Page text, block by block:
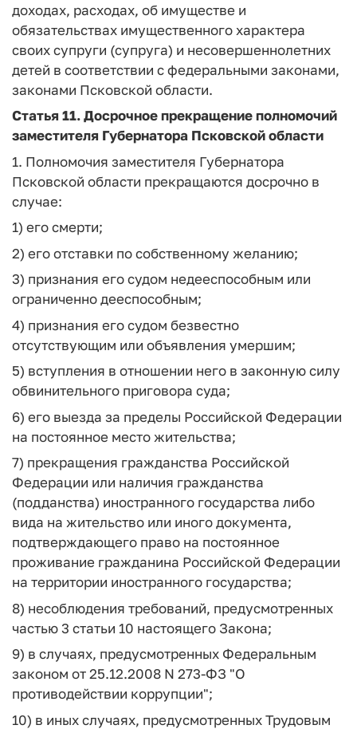
доходах, расходах, об имуществе и
обязательствах имущественного характера
своих супруги (супруга) и несовершеннолетних
детей в соответствии с федеральными законами,
законами Псковской области.
Статья 11.Досрочное прекращение полномочий
заместителя Губернатора Псковской области
1. Полномочия заместителя Губернатора
Псковской области прекращаются досрочно в
случае:
1) его смерти;
2) его отставки по собственному желанию;
3) признания его судом недееспособным или
ограниченно дееспособным;
4) признания его судом безвестно
отсутствующим или объявления умершим;
5) вступления в отношении него в законную силу
обвинительного приговора суда;
6) его выезда за пределы Российской Федерации
на постоянное место жительства;
7) прекращения гражданства Российской
Федерации или наличия гражданства
(подданства) иностранного государства либо
вида на жительство или иного документа,
подтверждающего право на постоянное
проживание гражданина Российской Федерации
на территории иностранного государства;
8) несоблюдения требований, предусмотренных
частью 3 статьи 10 настоящего Закона;
9) в случаях, предусмотренных Федеральным
законом от 25.12.2008 N 273-ФЗ "О
противодействии коррупции";
10) в иных случаях, предусмотренных Трудовым